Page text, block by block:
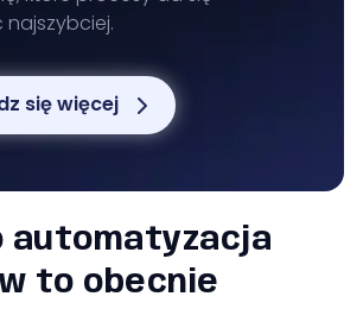
się więcej
automatyzacja
to obecnie